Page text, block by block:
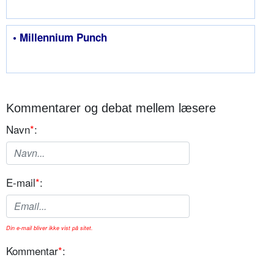
• Millennium Punch
Kommentarer og debat mellem læsere
Navn*:
E-mail*:
Din e-mail bliver ikke vist på sitet.
Kommentar*: